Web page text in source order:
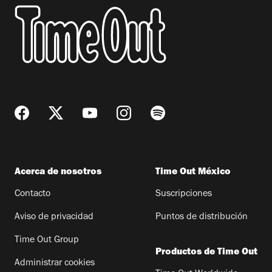
Acerca de nosotros
Contacto
Aviso de privacidad
Time Out Group
Administrar cookies
Time Out México
Suscripciones
Puntos de distribución
Productos de Time Out